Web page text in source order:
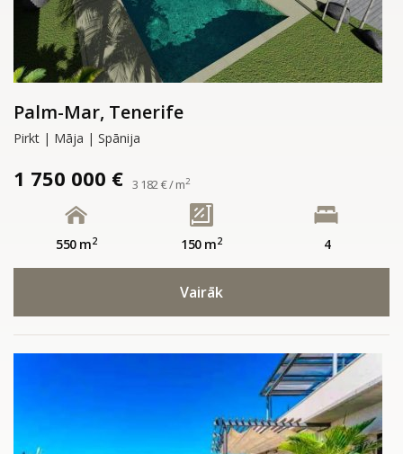
Palm-Mar, Tenerife
Pirkt | Māja | Spānija
1 750 000 € 3 182 € / m2
550 m2 150 m2 4
Vairāk